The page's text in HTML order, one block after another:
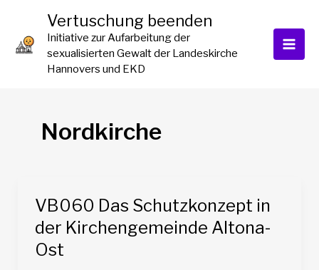
springen
Vertuschung beenden
Initiative zur Aufarbeitung der
sexualisierten Gewalt der Landeskirche
Hannovers und EKD
Nordkirche
VB060 Das Schutzkonzept in
der Kirchengemeinde Altona-
Ost